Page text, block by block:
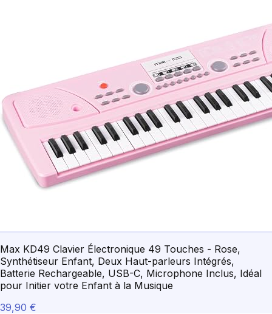
Max KD49 Clavier Électronique 49 Touches - Rose,
Synthétiseur Enfant, Deux Haut-parleurs Intégrés,
Batterie Rechargeable, USB-C, Microphone Inclus, Idéal
pour Initier votre Enfant à la Musique
39,90 €